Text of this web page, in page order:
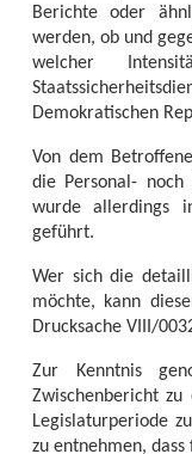
Berichte oder
werden, ob und
welcher
Demokratischen
Von dem
die Personal- noch
wurde allerdings
geführt.
Wer sich die
möchte, kann
Drucksache VIII/
Zur Kenntnis
Zwischenbericht
Legislaturperiode
zu entnehmen,